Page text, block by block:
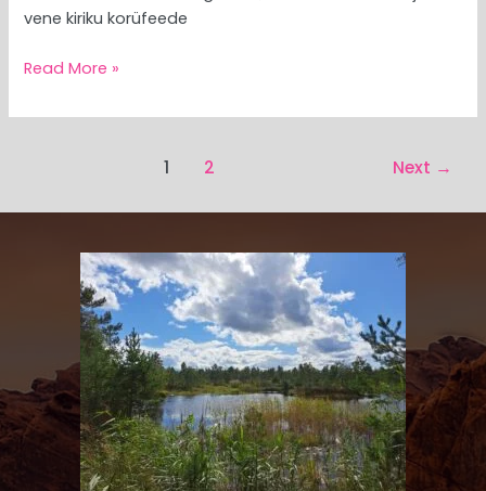
vene kiriku korüfeede
Read More »
1 2 Next →